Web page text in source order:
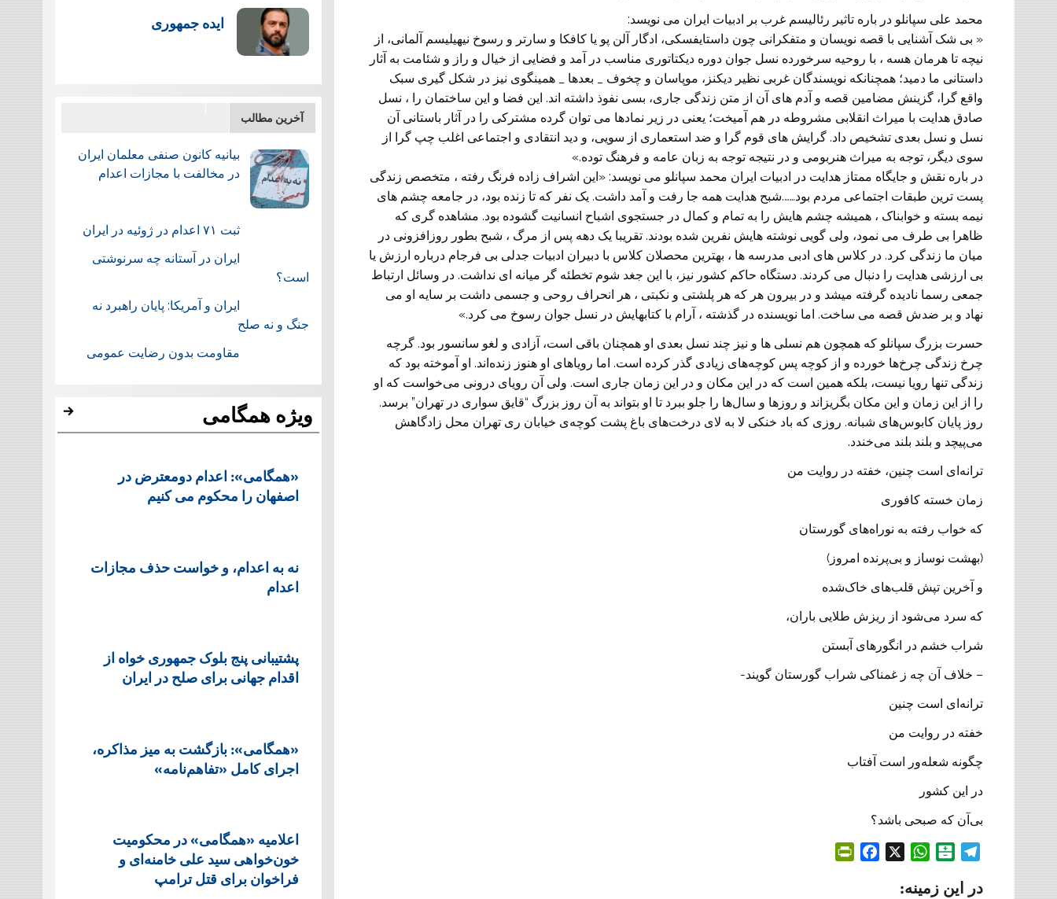
محمد علی سپانلو در باره تاثير رئاليسم غرب بر ادبيات ايران می نويسد:
« بی شک آشنايی با قصه نويسان و متفکرانی چون داستايفسکی، ادگار آلن پو يا کافکا و سارتر و رسوخ نيهيليسم آلمانی، از
نيچه تا هرمان هسه ، با روحيه سرخورده نسل جوان دوره ديکتاتوری مناسب در آمد و فضايی از خيال و راز و شئامت به آثار
داستانی ما دميد؛ همچنانکه نويسندگان غربی نظير ديکنز، موپاسان و چخوف _ بعدها _ همينگوی نيز در شکل گيری سبک
واقع گرا، گزينش مضامين قصه و آدم های آن از متن زندگی جاری، بسی نفوذ داشته اند. اين فضا و اين ساختمان را ، نسل
صادق هدايت با ميراث انقلابی مشروطه در هم آميخت؛ يعنی در زير نمادها می توان گرده مشترکی را در آثار باستانی آن
نسل و نسل بعدی تشخيص داد. گرايش های قوم گرا و ضد استعماری از سويی، و ديد انتقادی و اجتماعی اغلب چپ گرا از
سوی ديگر، توجه به ميراث هنربومی و در نتيجه توجه به زبان عامه و فرهنگ توده.»
در باره نقش و جايگاه ممتاز هدايت در ادبيات ايران محمد سپانلو می نويسد: «اين اشراف زاده فرنگ رفته ، متخصص زندگی
پست ترين طبقات اجتماعی مردم بود…….شبح هدايت همه جا رفت و آمد داشت. يک نفر که تا زنده بود، در جامعه چشم های
نيمه بسته و خوابناک ، هميشه چشم هايش را به تمام و کمال در جستجوی اشباح انسانيت گشوده بود. مشاهده گری که
ظاهرا بی طرف می نمود، ولی گويی نوشته هايش نفرين شده بودند. تقريبا يک دهه پس از مرگ ، شبح بطور روزافزونی در
ميان ما زندگی کرد. در کلاس های ادبی مدرسه ها ، بهترين محصلان کلاس با دبيران ادبيات جدلی بی فرجام درباره ارزش يا
بی ارزشی هدايت را دنبال می کردند. دستگاه حاکم کشور نيز، با اين جغد شوم تخطئه گر ميانه ای نداشت. در وسائل ارتباط
جمعی رسما ناديده گرفته ميشد و در بيرون هر که هر پلشتی و نکبتی ، هر انحراف روحی و جسمی داشت بر سايه او می
نهاد و بر ضدش قصه می ساخت. اما نويسنده در گذشته ، آرام با کتابهايش در نسل جوان رسوخ می کرد.»
حسرت بزرگ سپانلو که همچون هم نسلی ها و نیز چند نسل بعدی او همچنان باقی است، آزادی و لغو سانسور بود. گرچه
چرخ زندگی چرخ‌ها خورده و از کوچه‌ پس کوچه‌های زیادی گذر کرده است. اما رویاهای او هنوز زنده‌اند. او آموخته بود که
زندگی تنها رویا نیست، بلکه همین است که در این مکان و در این زمان جاری است. ولی آن رویای درونی می‌خواست که او
را از این زمان و این مکان بگریزاند و روزها و سال‌ها را جلو ببرد تا او بتواند به آن روز بزرگ “قایق سواری در تهران” برسد.
روز پایان کابوس‌های شبانه. روزی که باد خنکی لا به لای درخت‌های باغ پشت کوچه‌ی خیابان ری تهران محل زادگاهش
می‌پیچد و بلند بلند می‌خندد.
ترانه‌ای است چنین، خفته در روایت من
زمان خسته کافوری
که خواب رفته به نوراه‌های گورستان
(بهشت نوساز و بی‌پرنده امروز)
و آخرین تپش قلب‌های خاک‌شده
که سرد می‌شود از ریزش طلایی باران،
شراب خشم در انگورهای آبستن
– خلاف آن چه ز غمناکی شراب گورستان گویند-
ترانه‌ای است چنین
خفته در روایت من
چگونه شعله‌ور است آفتاب
در این کشور
بی‌آن که صبحی باشد؟
l
l
W
a
در این زمینه:
ایده جمهوری
آخرین مطالب
بیانیه کانون صنفی معلمان ایران
در مخالفت با مجازات اعدام
ثبت ۷۱ اعدام در ژوئيه در ایران
ایران در آستانه چه سرنوشتی
است؟
ایران و آمریکا: پایان راهبرد نه
جنگ و نه صلح
مقاومت بدون رضایت عمومی
ویژه همگامی
«همگامی»: اعدام دومعترض در
اصفهان را محکوم می کنیم
نه به اعدام، و خواست حذف مجازات
اعدام
پشتيبانی پنج بلوک جمهوری خواه از
اقدام جهانی برای صلح در ایران
«همگامی»: بازگشت به میز مذاکره،
اجرای کامل «تفاهم‌نامه»
اعلامیه «همگامی» در محکومیت
خون‌خواهی سید علی خامنه‌ای و
فراخوان برای قتل ترامپ